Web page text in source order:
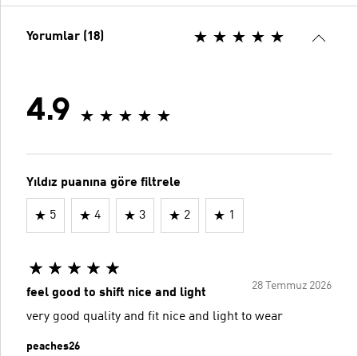
Yorumlar (18)
4.9
Yıldız puanına göre filtrele
5 4 3 2 1
28 Temmuz 2026
feel good to shift nice and light
very good quality and fit nice and light to wear
peaches26